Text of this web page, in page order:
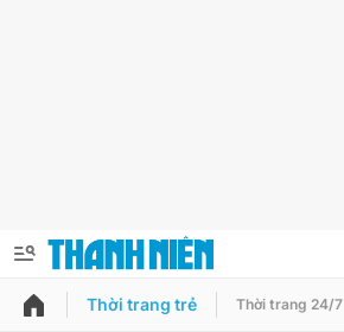
PODCAST QUẢNG CÁO
Thời trang trẻ Thời trang 24/7